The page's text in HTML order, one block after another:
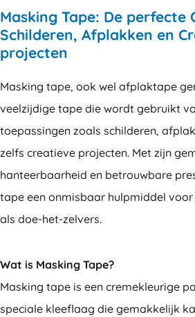
Masking Tape: De perfecte
Schilderen, Afplakken en
projecten
Masking tape, ook wel afplaktape
veelzijdige tape die wordt gebruikt
toepassingen zoals schilderen,
zelfs creatieve projecten. Met zijn
hanteerbaarheid en betrouwbare
tape een onmisbaar hulpmiddel
als doe-het-zelvers.
Wat is Masking Tape?
Masking tape is een cremekleurige
speciale kleeflaag die gemakkelijk